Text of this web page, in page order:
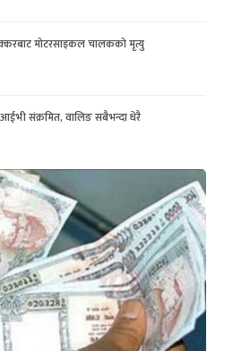
मोटरसाइकल चालकको मृत्यु
संक्रमित, वालिङ सबैभन्दा धेरै